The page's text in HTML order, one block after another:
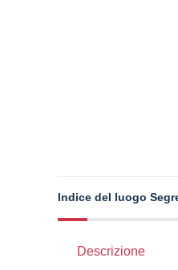
Indice del luogo
Descrizione